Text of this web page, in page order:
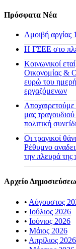
Πρόσφατα Νέα
Αμοιβή αργίας
H ΓΣΕΕ στο
Κοινωνικοί
Οικονομίας &
ευρώ του
εργαζόμενων
μας
πολιτική
Οι τραγικοί
Ρέθυμνο
την πλευρά της
Αρχείο
• Αύγουστος
• Ιούλιος 2026
• Ιούνιος 2026
• Μάιος 2026
• Απρίλιος 2026